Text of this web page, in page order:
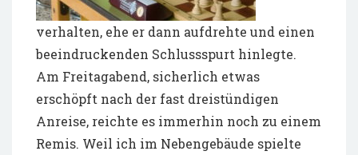
verhalten, ehe er dann aufdrehte und einen
beeindruckenden Schlussspurt hinlegte.
Am Freitagabend, sicherlich etwas
erschöpft nach der fast dreistündigen
Anreise, reichte es immerhin noch zu einem
Remis. Weil ich im Nebengebäude spielte